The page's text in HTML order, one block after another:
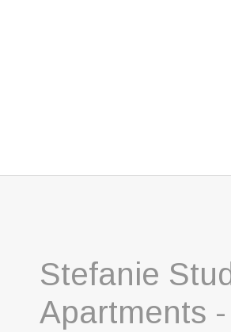
Stefanie
Apartments -